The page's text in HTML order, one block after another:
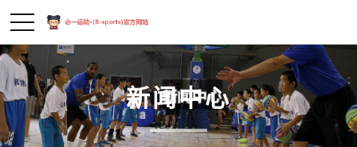
新闻中心